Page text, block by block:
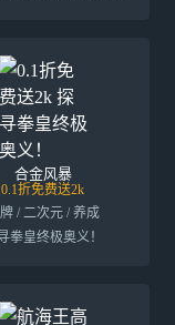
合金风暴
0.1折免费送2k
/ 二次元 / 养成
拳皇终极奥义！